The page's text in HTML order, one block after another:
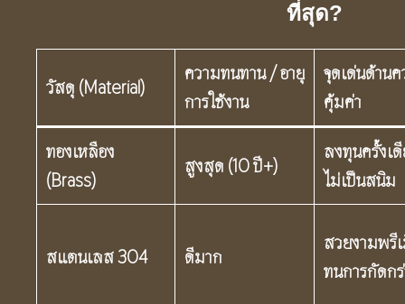
ที่สุด?
วัสดุ (Material)
ความทนทาน / อายุ
การใช้งาน
จุดเด่นด้าน
คุ้มค่า
ทองเหลือง
(Brass)
สูงสุด (10ปี+)
ลงทุนครั้งเ
ไม่เป็นสนิม
สแตนเลส304 ดีมาก
สวยงามพรี
ทนการกัดก